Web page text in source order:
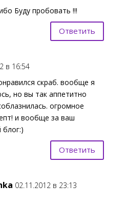
Буду пробовать !!!
Ответить
в 16:54
скраб. вообще я
но вы так аппетитно
огромное
и вообще за ваш
блог:)
Ответить
02.11.2012 в 23:13